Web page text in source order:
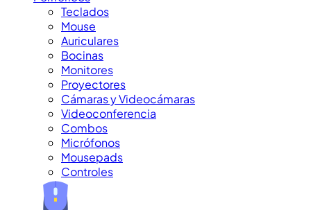
Teclados
Mouse
Auriculares
Bocinas
Monitores
Proyectores
Cámaras y Videocámaras
Videoconferencia
Combos
Micrófonos
Mousepads
Controles